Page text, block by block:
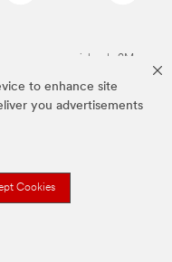
to enhance site
you advertisements
Cookies
marcas comerciales de 3M.